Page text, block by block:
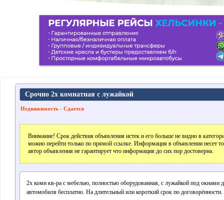
Срочно 2х комнатная с лужайкой
Недвижимость - Сдается
Внимание! Срок действия объявления истек и его больше не видно в
можно перейти только по прямой ссылке. Информация в объявлении несет
автор объявления не гарантирует что информация до сих пор достоверна.
2х комн кв-ра с мебелью, полностью оборудованная, с лужайкой под окнами
автомобиля бесплатно. На длительный или короткий срок по